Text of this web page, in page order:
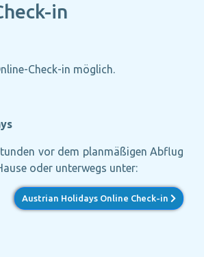
in
Check-in möglich.
vor dem planmäßigen Abflug
oder unterwegs unter:
Austrian Holidays Online Check-in